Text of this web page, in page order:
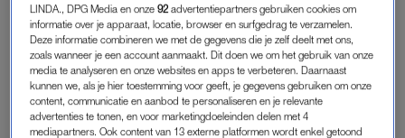
onderwatergrottenstelsel van Alimanta, op zo’n 60 meter
diepte. De grotten bestaan uit meerdere ruimtes die via nauwe
doorgangen met elkaar verbonden zijn. Wat er precies
misging, is nog onduidelijk. Er zijn berichten dat de groep
mogelijk geen toestemming had om zo diep te duiken.
LINDA., DPG Media en onze92 advertentiepartners gebruiken cookies om
informatie over je apparaat, locatie, browser en surfgedrag te verzamelen.
Deze informatie combineren we met de gegevens die je zelf deelt met ons,
zoals wanneer je een account aanmaakt. Dit doen we om het gebruik van onze
media te analyseren en onze websites en apps te verbeteren. Daarnaast
kunnen we, als je hier toestemming voor geeft, je gegevens gebruiken om onze
content, communicatie en aanbod te personaliseren en je relevante
advertenties te tonen, en voor marketingdoeleinden delen met 4
mediapartners. Ook content van 13 externe platformen wordt enkel getoond